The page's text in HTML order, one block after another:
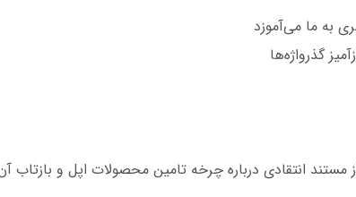
به ما می‌آموزد
گذرواژه‌ها
مستند انتقادی درباره چرخه تامین محصولات اپل و بازتاب